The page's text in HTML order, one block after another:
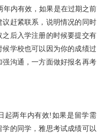
年内有效，如果是在过期之前
赶紧联系，说明情况的同时
后入学注册的时候要提交有
学校也可以因为你的成绩过
沟通，一方面做好报名再考
起两年内有效!如果是留学需
的同学，雅思考试成绩可以